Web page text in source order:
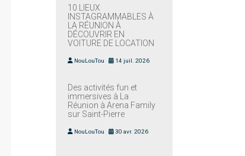
10 LIEUX
INSTAGRAMMABLES À
LA RÉUNION À
DÉCOUVRIR EN
VOITURE DE LOCATION
NouLouTou 14 juil. 2026
Des activités fun et
immersives à La
Réunion à Arena Family
sur Saint-Pierre
NouLouTou 30 avr. 2026